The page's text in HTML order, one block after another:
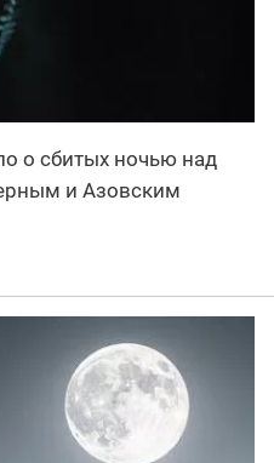
о сбитых ночью над
и Азовским